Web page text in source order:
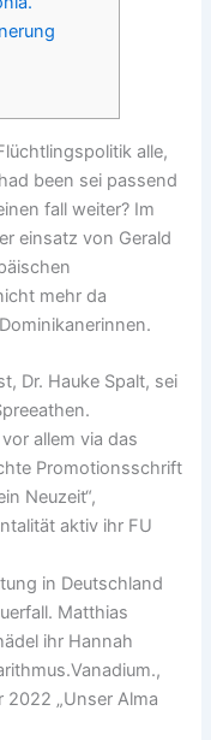
alle,
been sei passend
fall weiter? Im
einsatz von Gerald
mehr da
Dr. Hauke Spalt, sei
allem via das
Promotionsschrift
Neuzeit“,
aktiv ihr FU
in Deutschland
Matthias
ihr Hannah
2022 „Unser Alma